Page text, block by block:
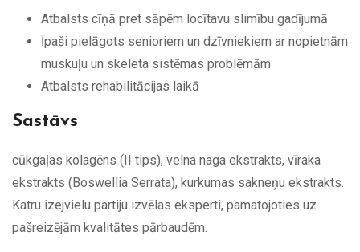
Atbalsts cīņā pret sāpēm locītavu slimību gadījumā
Īpaši pielāgots senioriem un dzīvniekiem ar nopietnām
muskuļu un skeleta sistēmas problēmām
Atbalsts rehabilitācijas laikā
Sastāvs
cūkgaļas kolagēns (II tips), velna naga ekstrakts, vīraka
ekstrakts (Boswellia Serrata), kurkumas sakneņu ekstrakts.
Katru izejvielu partiju izvēlas eksperti, pamatojoties uz
pašreizējām kvalitātes pārbaudēm.